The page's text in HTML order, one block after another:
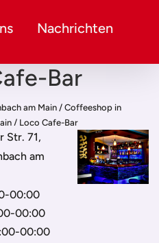
Nachrichten
Bar
am Main / Coffeeshop in
/ Loco Cafe-Bar
Str. 71,
am
00:00
00:00
00:00